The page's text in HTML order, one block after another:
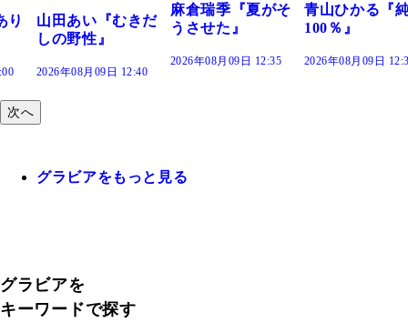
だ
麻倉瑞季『夏がそ
うさせた』
青山ひかる『純度
100％』
2026年08月09日 12:30
次へ
グラビアをもっと見る
グラビアを
キーワードで探す